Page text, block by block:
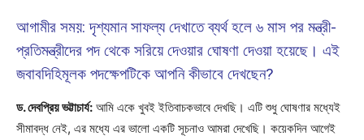
আগামীর সময়: দৃশ্যমান সাফল্য দেখাতে ব্যর্থ হলে ৬ মাস পর মন্ত্রী-
প্রতিমন্ত্রীদের পদ থেকে সরিয়ে দেওয়ার ঘোষণা দেওয়া হয়েছে। এই
জবাবদিহিমূলক পদক্ষেপটিকে আপনি কীভাবে দেখছেন?
ড. দেবপ্রিয় ভট্টাচার্য: আমি একে খুবই ইতিবাচকভাবে দেখছি। এটি শুধু ঘোষণার মধ্যেই
সীমাবদ্ধ নেই, এর মধ্যে এর ভালো একটি সূচনাও আমরা দেখেছি। কয়েকদিন আগেই